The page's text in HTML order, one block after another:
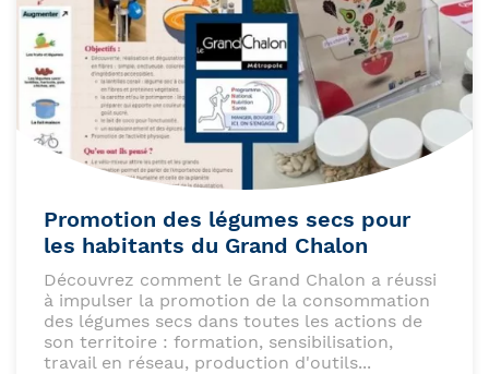
Promotion des légumes secs pour
les habitants du Grand Chalon
Découvrez comment le Grand Chalon a réussi
à impulser la promotion de la consommation
des légumes secs dans toutes les actions de
son territoire : formation, sensibilisation,
travail en réseau, production d'outils...